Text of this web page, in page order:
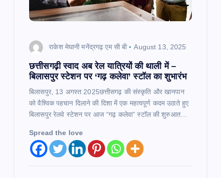
राकेश मेघानी मनेंद्रगढ़ एम सी बी August 13, 2025
छत्तीसगढ़ी स्वाद अब रेल यात्रियों की थाली में –
बिलासपुर स्टेशन पर ‘गढ़ कलेवा’ स्टॉल का शुभारंभ
बिलासपुर, 13 अगस्त 2025छत्तीसगढ़ की संस्कृति और खानपान
को वैश्विक पहचान दिलाने की दिशा में एक महत्वपूर्ण कदम उठाते हुए
बिलासपुर रेलवे स्टेशन पर आज “गढ़ कलेवा” स्टॉल की शुरुआत…
Spread the love